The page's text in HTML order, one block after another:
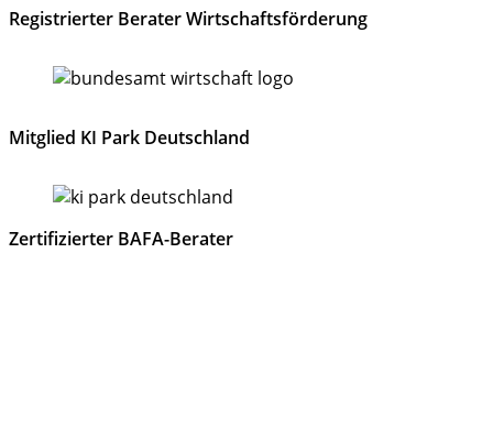
Registrierter Berater Wirtschaftsförderung
Mitglied KI Park Deutschland
Zertifizierter BAFA-Berater